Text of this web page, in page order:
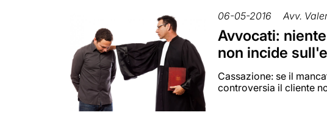
06-05-2016 Avv.
Avvocati:
non incide
Cassazione: se il
controversia il cliente